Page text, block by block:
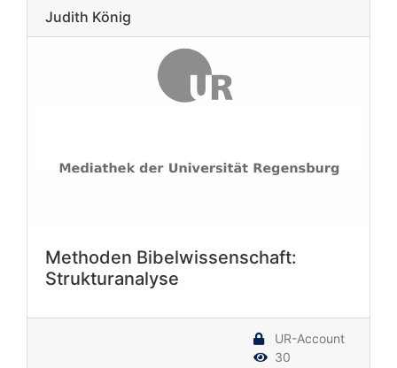
Judith König
Methoden Bibelwissenschaft:
Strukturanalyse
UR-Account
30